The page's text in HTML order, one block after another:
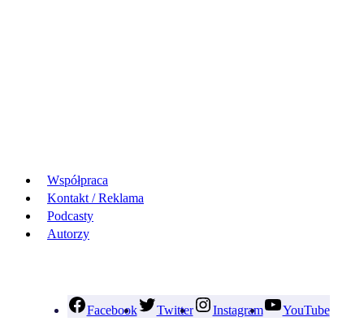
Współpraca
Kontakt / Reklama
Podcasty
Autorzy
Facebook Twitter Instagram YouTube